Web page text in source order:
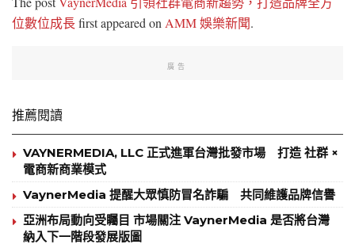
位數位成長first appeared on AMM 娛樂新聞.
廣告
推薦閱讀
VAYNERMEDIA, LLC 正式進軍台灣批發市場 打造 社群 ×
電商新商業模式
VaynerMedia 提醒大眾慎防冒名詐騙 共同維護品牌信譽
亞洲布局動向受矚目 市場關注 VaynerMedia 是否將台灣
納入下一階段發展版圖